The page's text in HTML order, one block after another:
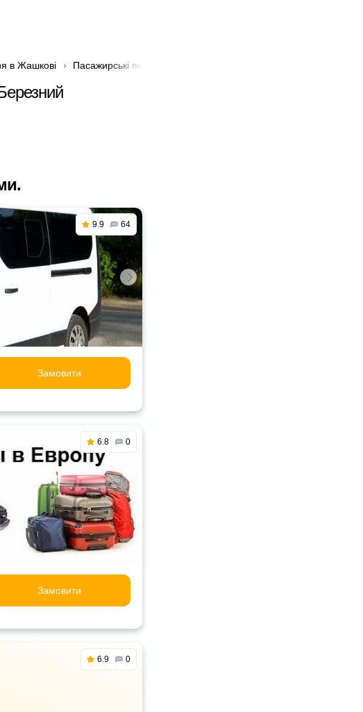
в Жашкові Пасажирські перевезення з Жашкова в Великий Березний
9.9 64
Замовити
6.8 0
Замовити
6.9 0